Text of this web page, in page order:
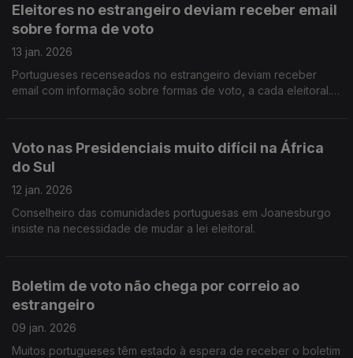
Eleitores no estrangeiro deviam receber email
sobre forma de voto
13 jan. 2026
Portugueses recenseados no estrangeiro deviam receber
email com informação sobre formas de voto, a cada eleitoral. A
Voto nas Presidenciais muito difícil na África
do Sul
12 jan. 2026
Conselheiro das comunidades portuguesas em Joanesburgo
insiste na necessidade de mudar a lei eleitoral.
Boletim de voto não chega por correio ao
estrangeiro
09 jan. 2026
Muitos portugueses têm estado à espera de receber o boletim